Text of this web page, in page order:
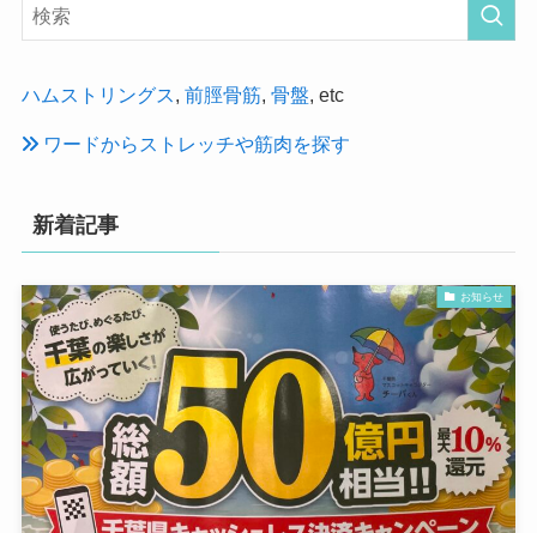
ハムストリングス 前脛骨筋, 骨盤 , etc
ワードからストレッチや筋肉を探す
新着記事
お知らせ